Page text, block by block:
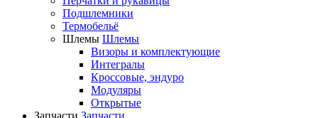
Подшлемники
Термобельё
Шлемы Шлемы
Визоры и комплектующие
Интегралы
Кроссовые, эндуро
Модуляры
Открытые
Запчасти Запчасти